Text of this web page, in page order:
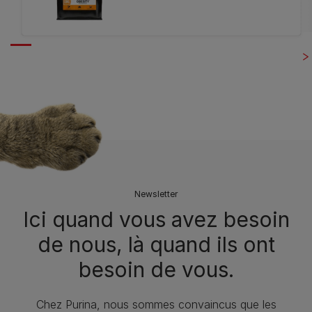
Newsletter
Ici quand vous avez besoin
de nous, là quand ils ont
besoin de vous.
Chez Purina, nous sommes convaincus que les